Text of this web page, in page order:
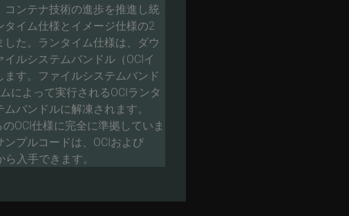
ンテナ技術の進歩を推進し統
タイム仕様とイメージ仕様の2
した。ランタイム仕様は、ダウ
ルシステムバンドル（OCIイ
ます。ファイルシステムバンド
によって実行されるOCIランタ
バンドルに解凍されます。
OCI仕様に完全に準拠していま
プルコードは、OCIおよび
入手できます。